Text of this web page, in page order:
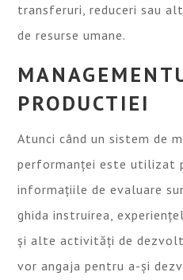
transferuri, reduceri sau
de resurse umane.
PRODUCTIEI
Atunci când un sistem de
performanței este utilizat
informațiile de evaluare
ghida instruirea,
și alte activități de
vor angaja pentru a-și